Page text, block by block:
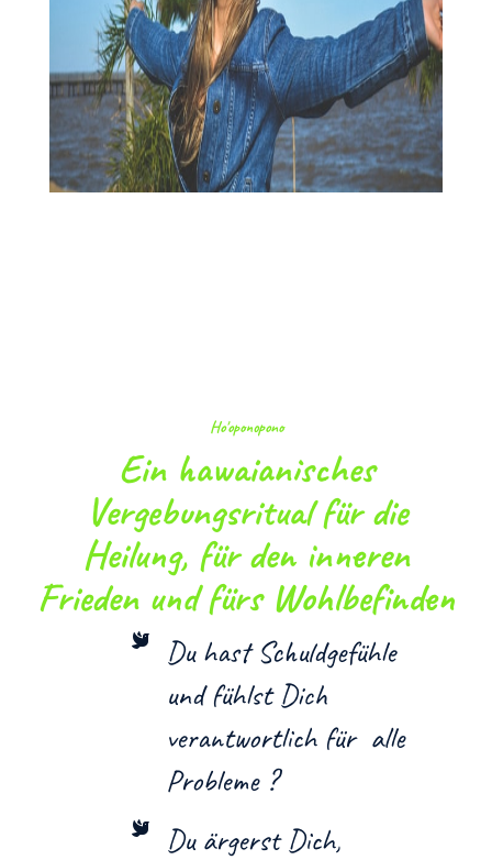
Ho'oponopono
Ein hawaianisches
Vergebungsritual für die
Heilung, für den inneren
Frieden und fürs Wohlbefinden
Du hast Schuldgefühle
und fühlst Dich
verantwortlich für alle
Probleme ?
Du ärgerst Dich,